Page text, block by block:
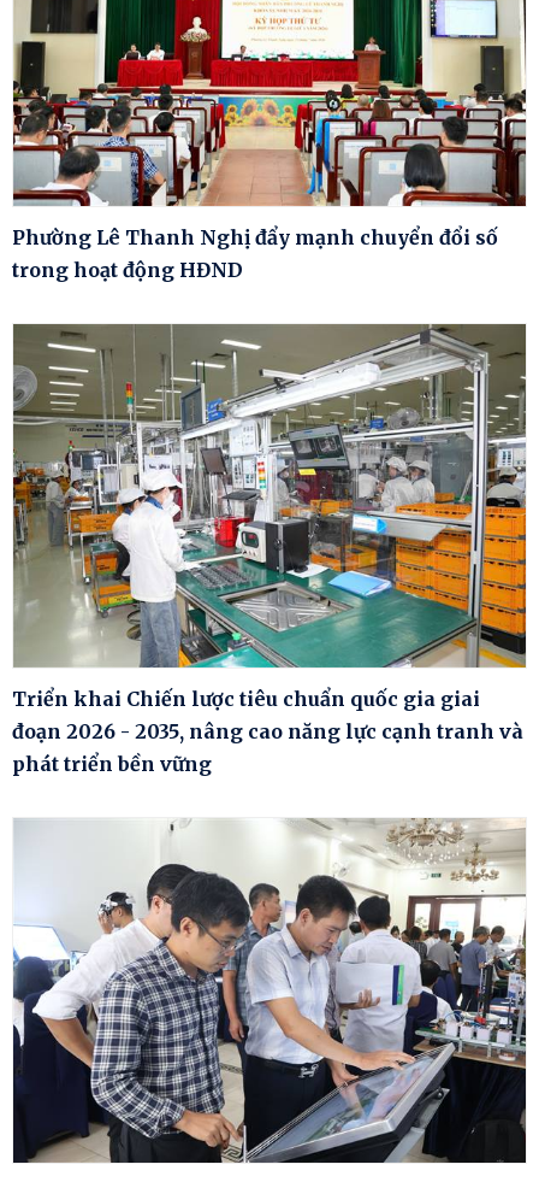
Phường Lê Thanh Nghị đẩy mạnh chuyển đổi số
trong hoạt động HĐND
Triển khai Chiến lược tiêu chuẩn quốc gia giai
đoạn 2026 - 2035, nâng cao năng lực cạnh tranh và
phát triển bền vững